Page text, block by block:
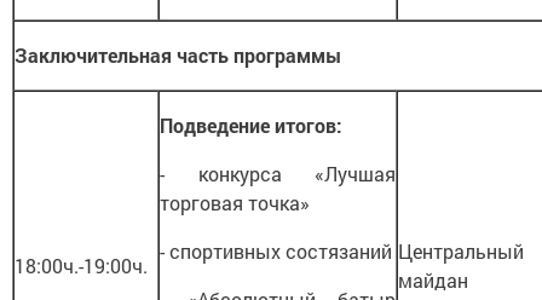
Заключительная часть программы
18:00ч.-19:00ч.
Подведение итогов:
- конкурса «Лучшая
торговая точка»
- спортивных состязаний Центральный
майдан